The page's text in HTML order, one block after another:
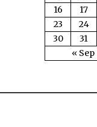
« Sep
16
17
23
24
30
31